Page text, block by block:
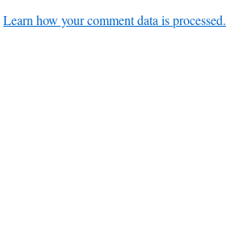
Learn how your comment data is processed.